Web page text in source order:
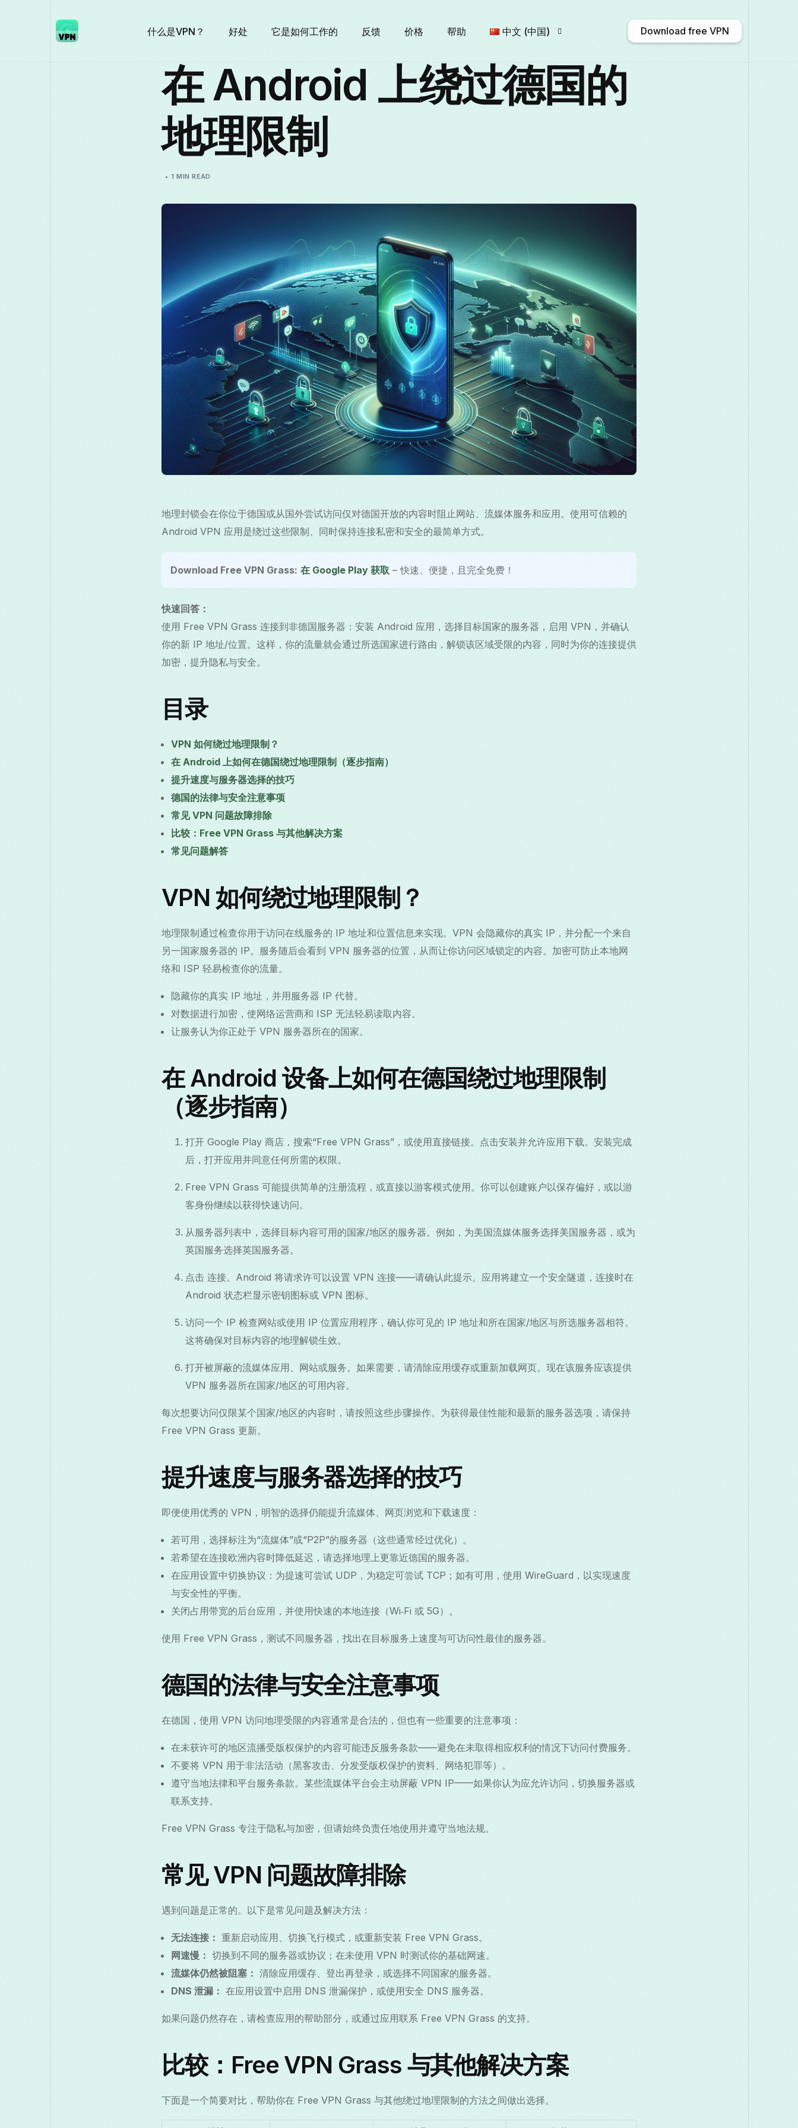
什么是VPN？ 好处 它是如何工作的 反馈 价格 帮助 中文 (中国)
English Afrikaans
Македонски Melayu
Română Русский
తెలుగు ไทย
Download free VPN
在 Android 上绕过德国的
地理限制
1 MIN READ
地理封锁会在你位于德国或从国外尝试访问仅对德国开放的内容时阻止网站、流媒体服务和应用。使用可信赖的
Android VPN 应用是绕过这些限制、同时保持连接私密和安全的最简单方式。
Download Free VPN Grass: 在 Google Play 获取 – 快速、便捷，且完全免费！
快速回答：
使用 Free VPN Grass 连接到非德国服务器：安装 Android 应用，选择目标国家的服务器，启用 VPN，并确认
你的新 IP 地址/位置。这样，你的流量就会通过所选国家进行路由，解锁该区域受限的内容，同时为你的连接提供
加密，提升隐私与安全。
目录
VPN 如何绕过地理限制？
在 Android 上如何在德国绕过地理限制（逐步指南）
提升速度与服务器选择的技巧
德国的法律与安全注意事项
常见 VPN 问题故障排除
比较：Free VPN Grass 与其他解决方案
常见问题解答
VPN 如何绕过地理限制？
地理限制通过检查你用于访问在线服务的 IP 地址和位置信息来实现。VPN 会隐藏你的真实 IP，并分配一个来自
另一国家服务器的 IP。服务随后会看到 VPN 服务器的位置，从而让你访问区域锁定的内容。加密可防止本地网
络和 ISP 轻易检查你的流量。
隐藏你的真实 IP 地址，并用服务器 IP 代替。
对数据进行加密，使网络运营商和 ISP 无法轻易读取内容。
让服务认为你正处于 VPN 服务器所在的国家。
在 Android 设备上如何在德国绕过地理限制
（逐步指南）
打开 Google Play 商店，搜索“Free VPN Grass”，或使用直接链接。点击安装并允许应用下载。安装完成
后，打开应用并同意任何所需的权限。
Free VPN Grass 可能提供简单的注册流程，或直接以游客模式使用。你可以创建账户以保存偏好，或以游
客身份继续以获得快速访问。
从服务器列表中，选择目标内容可用的国家/地区的服务器。例如，为美国流媒体服务选择美国服务器，或为
英国服务选择英国服务器。
点击 连接。Android 将请求许可以设置 VPN 连接——请确认此提示。应用将建立一个安全隧道，连接时在
Android 状态栏显示密钥图标或 VPN 图标。
访问一个 IP 检查网站或使用 IP 位置应用程序，确认你可见的 IP 地址和所在国家/地区与所选服务器相符。
这将确保对目标内容的地理解锁生效。
打开被屏蔽的流媒体应用、网站或服务。如果需要，请清除应用缓存或重新加载网页。现在该服务应该提供
VPN 服务器所在国家/地区的可用内容。
每次想要访问仅限某个国家/地区的内容时，请按照这些步骤操作。为获得最佳性能和最新的服务器选项，请保持
Free VPN Grass 更新。
提升速度与服务器选择的技巧
即便使用优秀的 VPN，明智的选择仍能提升流媒体、网页浏览和下载速度：
若可用，选择标注为“流媒体”或“P2P”的服务器（这些通常经过优化）。
若希望在连接欧洲内容时降低延迟，请选择地理上更靠近德国的服务器。
在应用设置中切换协议：为提速可尝试 UDP，为稳定可尝试 TCP；如有可用，使用 WireGuard，以实现速度
与安全性的平衡。
关闭占用带宽的后台应用，并使用快速的本地连接（Wi‑Fi 或 5G）。
使用 Free VPN Grass，测试不同服务器，找出在目标服务上速度与可访问性最佳的服务器。
德国的法律与安全注意事项
在德国，使用 VPN 访问地理受限的内容通常是合法的，但也有一些重要的注意事项：
在未获许可的地区流播受版权保护的内容可能违反服务条款——避免在未取得相应权利的情况下访问付费服务。
不要将 VPN 用于非法活动（黑客攻击、分发受版权保护的资料、网络犯罪等）。
遵守当地法律和平台服务条款。某些流媒体平台会主动屏蔽 VPN IP——如果你认为应允许访问，切换服务器或
联系支持。
Free VPN Grass 专注于隐私与加密，但请始终负责任地使用并遵守当地法规。
常见 VPN 问题故障排除
遇到问题是正常的。以下是常见问题及解决方法：
无法连接： 重新启动应用、切换飞行模式，或重新安装 Free VPN Grass。
网速慢： 切换到不同的服务器或协议；在未使用 VPN 时测试你的基础网速。
流媒体仍然被阻塞： 清除应用缓存、登出再登录，或选择不同国家的服务器。
DNS 泄漏： 在应用设置中启用 DNS 泄漏保护，或使用安全 DNS 服务器。
如果问题仍然存在，请检查应用的帮助部分，或通过应用联系 Free VPN Grass 的支持。
比较：Free VPN Grass 与其他解决方案
下面是一个简要对比，帮助你在 Free VPN Grass 与其他绕过地理限制的方法之间做出选择。